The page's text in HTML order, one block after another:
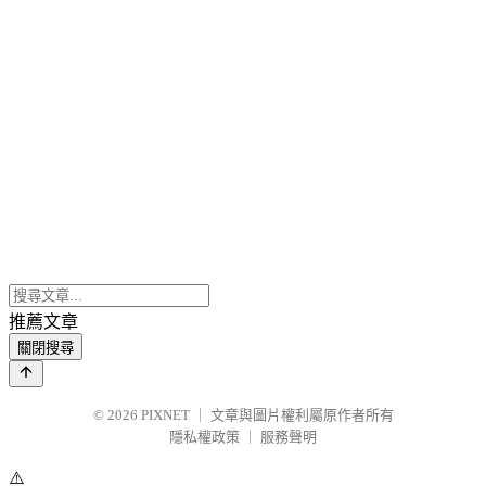
推薦文章
關閉搜尋
© 2026 PIXNET
文章與圖片權利屬原作者所有
隱私權政策
服務聲明
⚠️